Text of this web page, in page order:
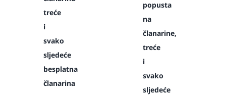
treće
i
svako
sljedeće
besplatna
članarina
popusta
na
članarine,
treće
i
svako
sljedeće